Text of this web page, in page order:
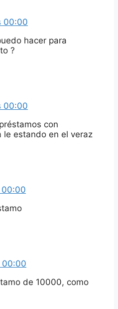
00:00
hacer para
?
00:00
con
le estando en el veraz
00:00
00:00
de 10000, como